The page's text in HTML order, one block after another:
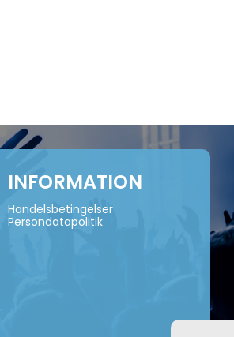
INFORMATION
Handelsbetingelser
Persondatapolitik